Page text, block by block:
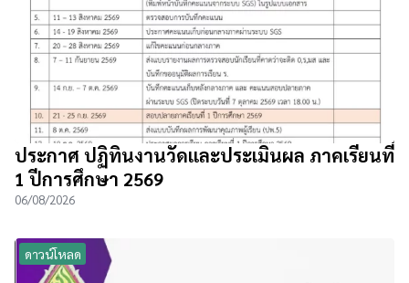
ประกาศ ปฏิทินงานวัดและประเมินผล ภาคเรียนที่
1 ปีการศึกษา 2569
06/08/2026
ดาวน์โหลด